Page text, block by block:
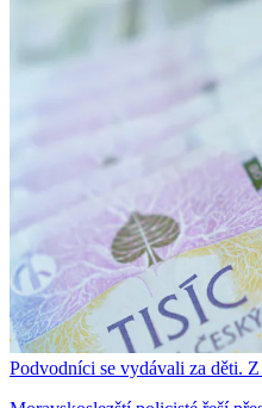
Podvodníci se vydávali za děti.